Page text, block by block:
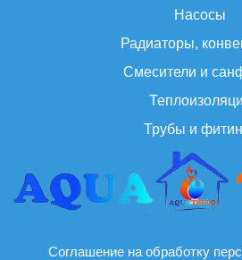
Насосы
Радиаторы,
Смесители и
Трубы и
Соглашение на обработку